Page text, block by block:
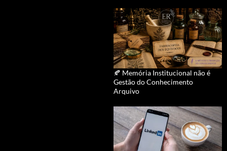
🍂 Memória Institucional não é
Gestão do Conhecimento
Arquivo